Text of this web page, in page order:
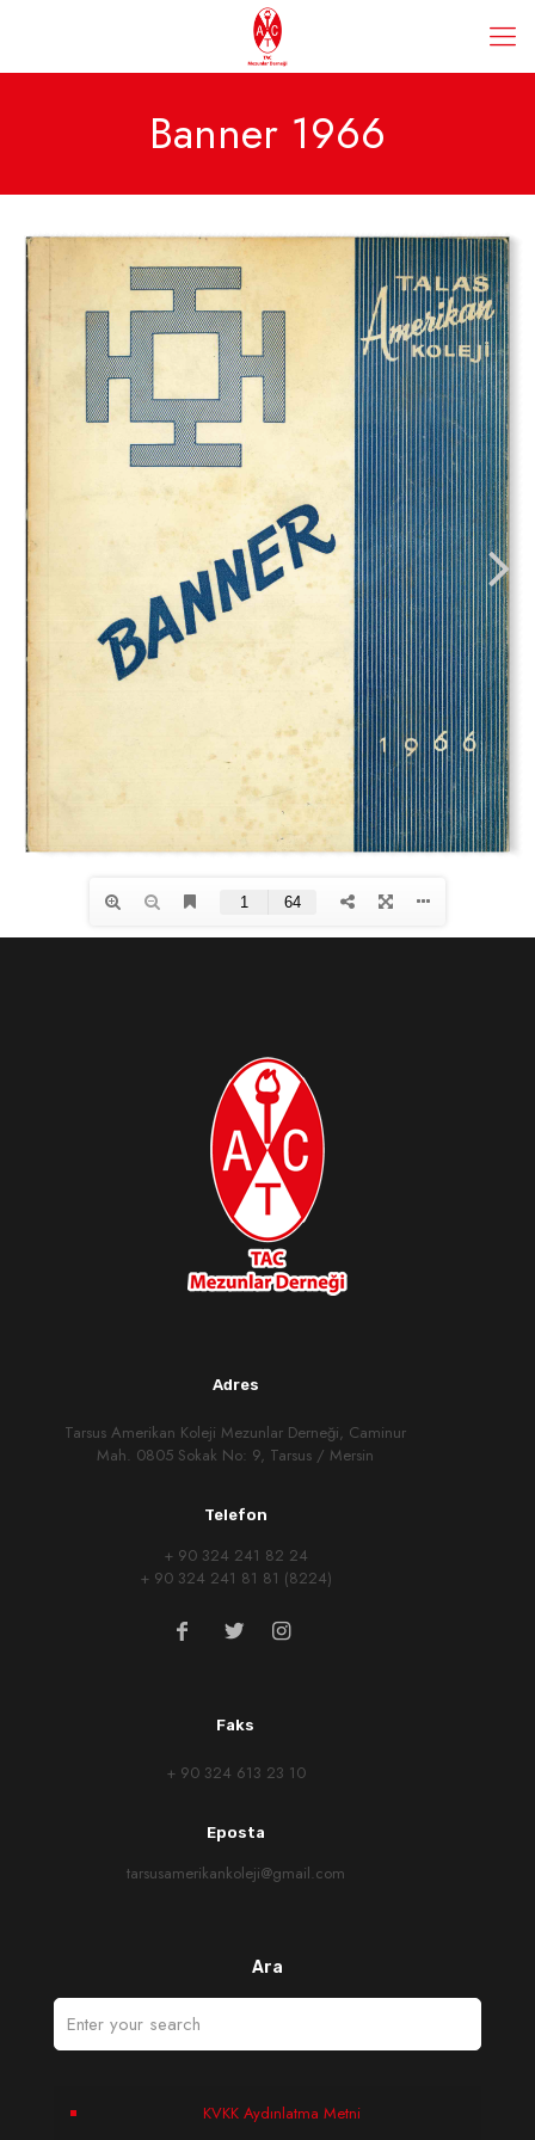
Banner 1966
Adres
Tarsus Amerikan Koleji Mezunlar Derneği, Caminur
Mah. 0805 Sokak No: 9, Tarsus / Mersin
Telefon
+ 90 324 241 82 24
+ 90 324 241 81 81 (8224)
Faks
+ 90 324 613 23 10
Eposta
tarsusamerikankoleji@gmail.com
Ara
KVKK Aydınlatma Metni